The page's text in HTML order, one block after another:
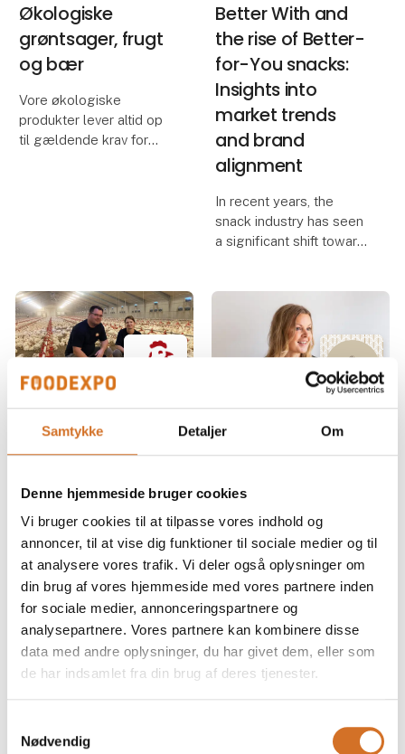
Samtykke Detaljer Om
Denne hjemmeside bruger cookies
Vi bruger cookies til at tilpasse vores indhold og
annoncer, til at vise dig funktioner til sociale medier og til
at analysere vores trafik. Vi deler også oplysninger om
din brug af vores hjemmeside med vores partnere inden
for sociale medier, annonceringspartnere og
analysepartnere. Vores partnere kan kombinere disse
data med andre oplysninger, du har givet dem, eller som
de har indsamlet fra din brug af deres tjenester.
Nødvendig
Økologiske
grøntsager, frugt
og bær
Vore økologiske
produkter lever altid op
til gældende krav for
Better With and
the rise of Better-
for-You snacks:
Insights into
market trends
and brand
alignment
In recent years, the
snack industry has seen
a significant shift toward
"better-for-you"
category. These snacks
are designed to be more
nutritious th
Case
POULTRY
Kylling med
hjertet begynder
hos vores
producenter
Hos ROSE handler god
kylling ikke kun om
produktet på
tallerkenen. Det handler
også om måden, det
bliver til på. Med vores 1-
| Mette Ravn Vanilje
Mulighed for
master class i det
køkken/bageri
Book en master class i
dit eget køkken eller
bageri – oplagt, hvis du
har kolleger, der også
gerne vil vide mere.
og deres karakteristika